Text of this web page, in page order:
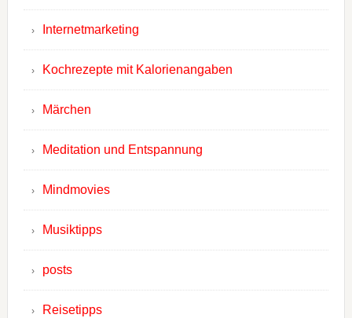
Internetmarketing
Kochrezepte mit Kalorienangaben
Märchen
Meditation und Entspannung
Mindmovies
Musiktipps
posts
Reisetipps